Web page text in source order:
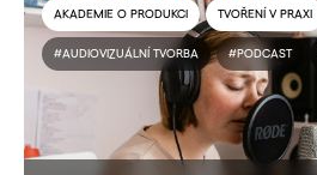
AKADEMIE O PRODUKCI TVOŘENÍ V PRAXI
#AUDIOVIZUÁLNÍ TVORBA #PODCAST